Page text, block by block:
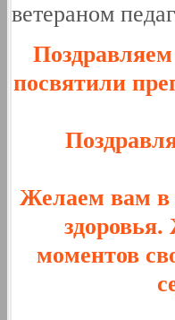
ветераном
посвятили
Желаем вам в
моментов